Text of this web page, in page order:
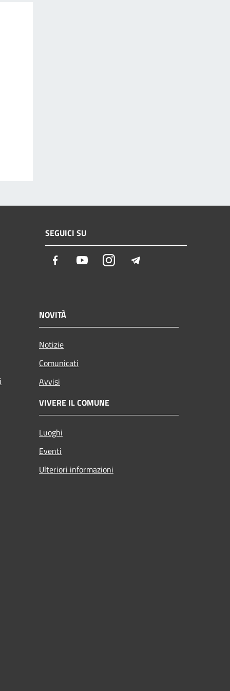
SEGUICI SU
Facebook YoutubeInstagram
NOVITÀ
Notizie
Comunicati
Avvisi
VIVERE IL COMUNE
Luoghi
Eventi
Ulteriori informazioni